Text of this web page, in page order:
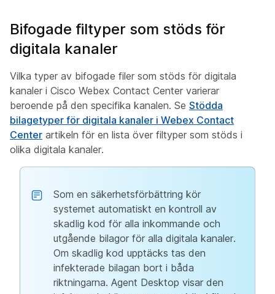
Bifogade filtyper som stöds för
digitala kanaler
Vilka typer av bifogade filer som stöds för digitala
kanaler i Cisco Webex Contact Center varierar
beroende på den specifika kanalen. Se Stödda
bilagetyper för digitala kanaler i Webex Contact
Center artikeln för en lista över filtyper som stöds i
olika digitala kanaler.
Som en säkerhetsförbättring kör
systemet automatiskt en kontroll av
skadlig kod för alla inkommande och
utgående bilagor för alla digitala kanaler.
Om skadlig kod upptäcks tas den
infekterade bilagan bort i båda
riktningarna. Agent Desktop visar den